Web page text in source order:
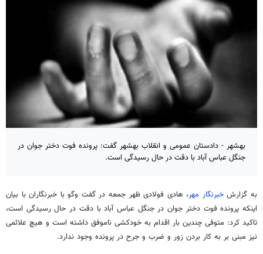
بهشهر - دادستان عمومی و انقلاب بهشهر گفت: پرونده فوت دختر جوان در
جنگل عباس آباد با دقت در حال رسیدگی است.
به گزارشخبرنگار مهر، هادی فولادی ظهر جمعه در گفت وگوبا خبرنگاران با بیان
اینکه پرونده فوت دختر جوان در جنگل عباس آباد با دقت در حال رسیدگی است،
تاکید کرد: متوفی چندین بار اقدام به خودکشی ناموفق داشته است و هیچ علائمی
نیز مبنی بر به کار بردن زور و ضرب و جرح در پرونده وجود ندارد.